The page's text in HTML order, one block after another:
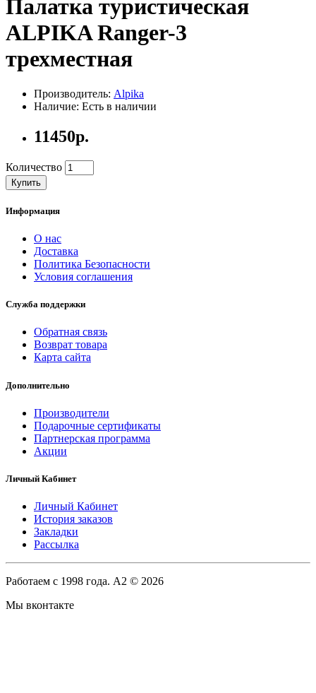
Палатка туристическая
ALPIKA Ranger-3
трехместная
Производитель: Alpika
Наличие: Есть в наличии
11450р.
Количество
Купить
Информация
О нас
Доставка
Политика Безопасности
Условия соглашения
Служба поддержки
Обратная связь
Возврат товара
Карта сайта
Дополнительно
Производители
Подарочные сертификаты
Партнерская программа
Акции
Личный Кабинет
Личный Кабинет
История заказов
Закладки
Рассылка
Работаем с 1998 года. A2 © 2026
Мы вконтакте